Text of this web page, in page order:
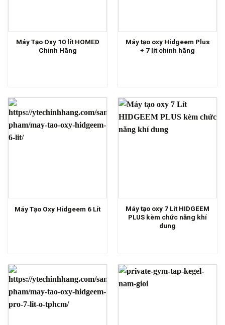
Máy Tạo Oxy 10 lít HOMED
Chính Hãng
Máy tạo oxy Hidgeem Plus
+ 7 lít chính hãng
Máy Tạo Oxy Hidgeem 6 Lít
Máy tạo oxy 7 Lít HIDGEEM
PLUS kèm chức năng khí
dung